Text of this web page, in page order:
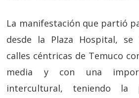
La manifestación que partió
desde la Plaza Hospital,
calles céntricas de Temuco
media y con una
intercultural, teniendo la